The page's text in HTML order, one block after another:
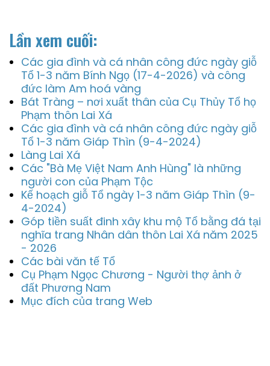
Lần xem cuối:
Các gia đình và cá nhân công đức ngày giỗ
Tổ 1-3 năm Bính Ngọ (17-4-2026) và công
đức làm Am hoá vàng
Bát Tràng – nơi xuất thân của Cụ Thủy Tổ họ
Phạm thôn Lai Xá
Các gia đình và cá nhân công đức ngày giỗ
Tổ 1-3 năm Giáp Thìn (9-4-2024)
Làng Lai Xá
Các "Bà Mẹ Việt Nam Anh Hùng" là những
người con của Phạm Tộc
Kế hoạch giỗ Tổ ngày 1-3 năm Giáp Thìn (9-
4-2024)
Góp tiền suất đinh xây khu mộ Tổ bằng đá tại
nghĩa trang Nhân dân thôn Lai Xá năm 2025
- 2026
Các bài văn tế Tổ
Cụ Phạm Ngọc Chương - Người thợ ảnh ở
đất Phương Nam
Mục đích của trang Web